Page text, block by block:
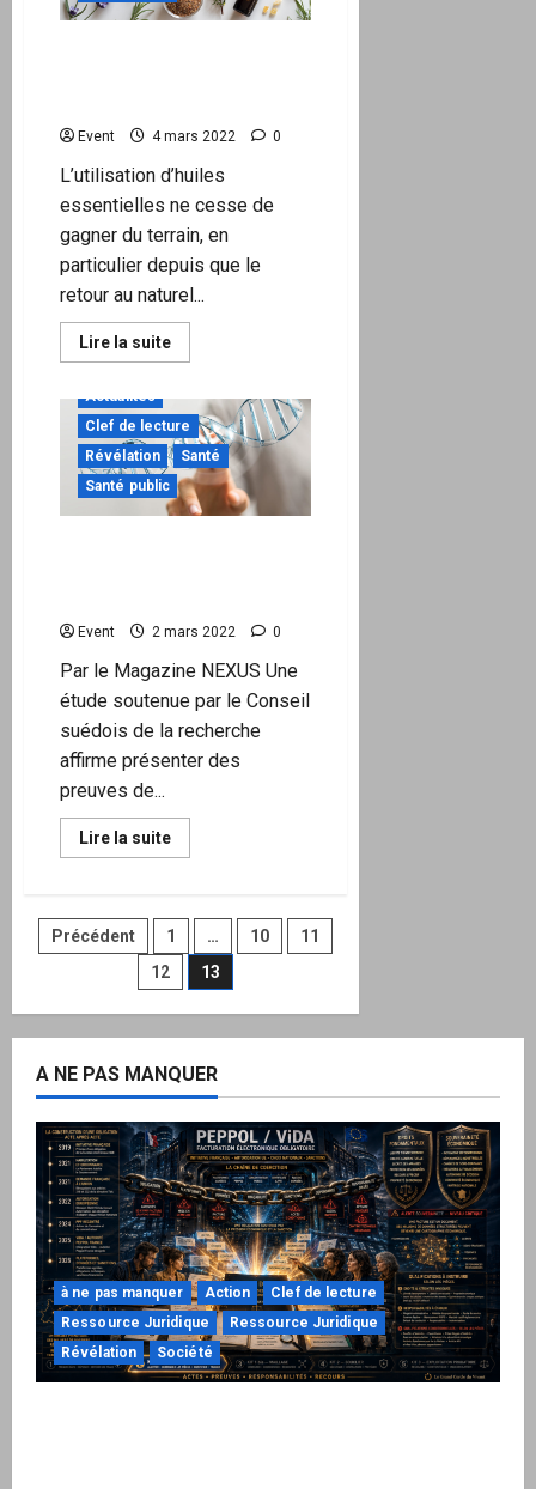
Event 4 mars 2022 0
L’utilisation d’huiles
essentielles ne cesse de
gagner du terrain, en
particulier depuis que le
retour au naturel...
Lire la suiteEn
savoir
Aromathérapie
:
comment
bien
utiliser
les
huiles
à ne pas manquer
Actualités
Clef de lecture
Révélation
Santé
Santé public
Event 2 mars 2022 0
Par le Magazine NEXUS Une
étude soutenue par le Conseil
suédois de la recherche
affirme présenter des
preuves de...
Lire la suiteEn
savoir
Covid-
19
à
base
d’ARN
incidence
l’ADN
?
Pagination
publications
Précédent 1 … 10
11
12
13
A NE PAS MANQUER
à ne pas manquer Action
Clef de lecture
Ressource Juridique
Ressource Juridique
Révélation
Société